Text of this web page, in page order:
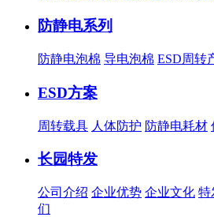
防静电系列
防静电泡棉 导电泡棉 ESD周转
ESD方案
周转载具 人体防护 防静电耗材
长园特发
公司介绍 企业优势 企业文化 特
们